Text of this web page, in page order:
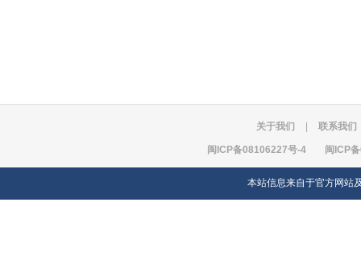
关于我们 联系我们
闽ICP备08106227号-4 闽ICP
本站信息来自于官方网站